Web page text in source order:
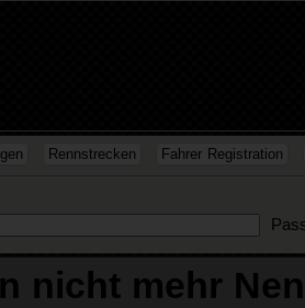
Rennstrecken Fahrer Registration
nicht mehr